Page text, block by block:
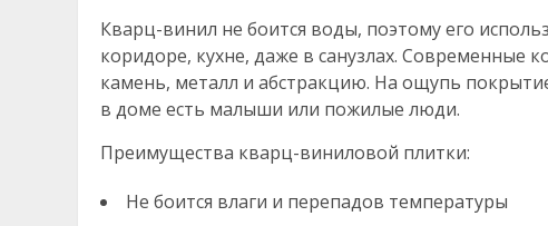
Кварц-винил не боится воды, поэтому его
коридоре, кухне, даже в санузлах.
камень, металл и абстракцию. На ощупь
в доме есть малыши или пожилые люди.
Преимущества кварц-виниловой плитки:
Не боится влаги и перепадов температуры